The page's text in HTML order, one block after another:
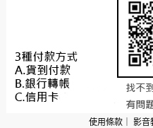
使用條款 影音